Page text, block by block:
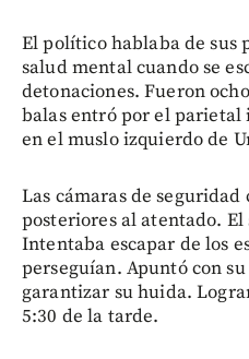
El político hablaba de sus
salud mental cuando se
detonaciones. Fueron
balas entró por el
en el muslo izquierdo de
Las cámaras de
posteriores al atentado. El
Intentaba escapar de los
perseguían. Apuntó con
garantizar su huida.
5:30 de la tarde.